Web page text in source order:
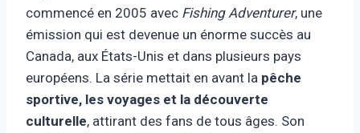
commencé en 2005 avec Fishing Adventurer, une
émission qui est devenue un énorme succès au
Canada, aux États-Unis et dans plusieurs pays
européens. La série mettait en avant la pêche
sportive, les voyages et la découverte
culturelle, attirant des fans de tous âges. Son